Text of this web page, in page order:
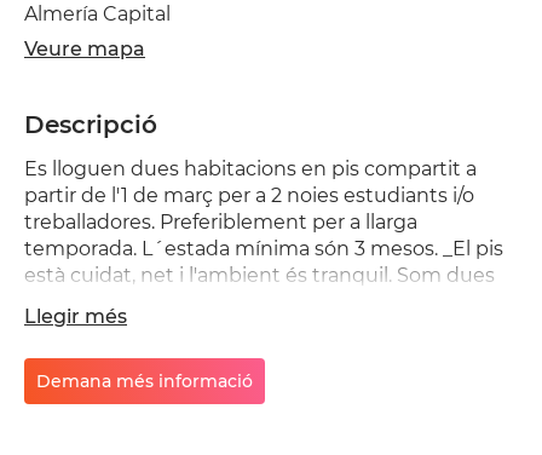
Almería Capital
Veure mapa
Descripció
Es lloguen dues habitacions en pis compartit a
partir de l'1 de març per a 2 noies estudiants i/o
treballadores. Preferiblement per a llarga
temporada. L´estada mínima són 3 mesos. _El pis
està cuidat, net i l'ambient és tranquil. Som dues
noies més que siguin respectuoses amb els sorolls,
la neteja i la convivència. Es permet fumar a les
terrasses._El lloguer serien 170 € més despeses,
una mitjana de 200 € més 170 € de fiança.
Llegir més
Demana més informació